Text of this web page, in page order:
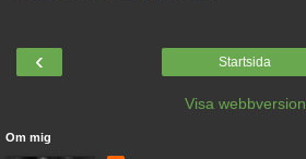
‹ Startsida
Visa webbversion
Om mig